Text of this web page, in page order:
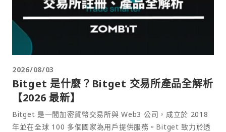
2026/08/03
Bitget 是什麼？Bitget 交易所產品全解析
【2026 最新】
Bitget 是一間加密貨幣交易所與 Web3 公司，成立於 2018
年並在全球 100 多個國家為用戶提供服務。Bitget 致力於透